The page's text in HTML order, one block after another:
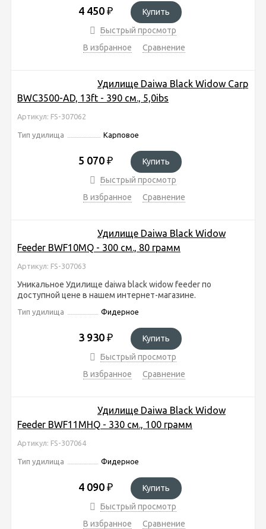
4 450 ₽
Купить
Быстрый просмотр
В избранное
Сравнение
Удилище Daiwa Black Widow Carp
BWC3500-AD, 13ft - 390 см., 5,0ibs
Артикул: FS-307062
Тип удилища Карповое
5 070 ₽
Купить
Быстрый просмотр
В избранное
Сравнение
Удилище Daiwa Black Widow
Feeder BWF10MQ - 300 см., 80 грамм
Артикул: FS-307063
Уникальное Удилище daiwa black widow feeder по
доступной цене в нашем интернет-магазине.
Тип удилища Фидерное
3 930 ₽
Купить
Быстрый просмотр
В избранное
Сравнение
Удилище Daiwa Black Widow
Feeder BWF11MHQ - 330 см., 100 грамм
Артикул: FS-307064
Тип удилища Фидерное
4 090 ₽
Купить
Быстрый просмотр
В избранное
Сравнение